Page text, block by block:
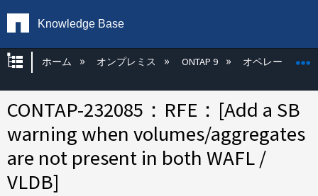
Knowledge Base
グローバル階層を展開/折りたたむ
ホーム オンプレミス ONTAP 9 オペレーティン
CONTAP-232085：RFE：[Add a SB
warning when volumes/aggregates
are not present in both WAFL /
VLDB]